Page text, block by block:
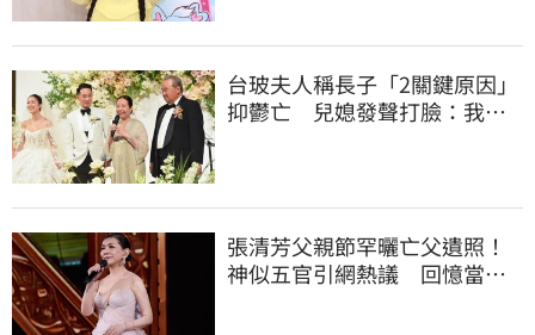
台玻夫人稱長子「2關鍵原因」
抑鬱亡 兒媳發聲打臉：我從
張清芳父親節罕曬亡父遺照！
神似五官引網熱議 回憶當年